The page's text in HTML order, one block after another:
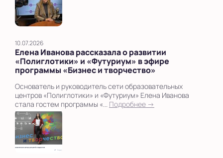
10.07.2026
Елена Иванова рассказала о развитии
«Полиглотики» и «Футуриум» в эфире
программы «Бизнес и творчество»
Основатель и руководитель сети образовательных
центров «Полиглотики» и «Футуриум» Елена Иванова
стала гостем программы «... Подробнее →